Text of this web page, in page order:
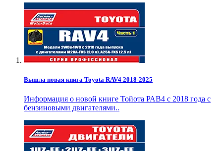
Вышла новая книга Toyota RAV4 2018-2025
Информация о новой книге Тойота РАВ4 с 2018 года с
бензиновыми двигателями..